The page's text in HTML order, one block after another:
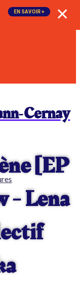
EN SAVOIR +
[EP
- Lena